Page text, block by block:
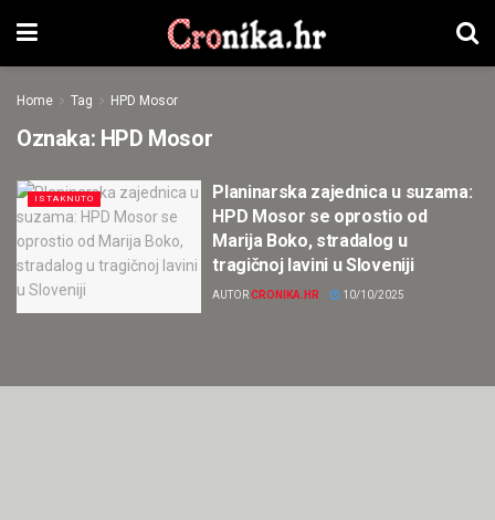
Home Tag HPD Mosor
Oznaka: HPD Mosor
ISTAKNUTO
Planinarska zajednica u suzama:
HPD Mosor se oprostio od
Marija Boko, stradalog u
tragičnoj lavini u Sloveniji
AUTORCRONIKA.HR 10/10/2025